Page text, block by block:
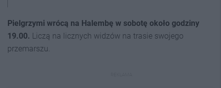
Pielgrzymi wrócą na Halembę w sobotę około godziny
19.00. Liczą na licznych widzów na trasie swojego
przemarszu.